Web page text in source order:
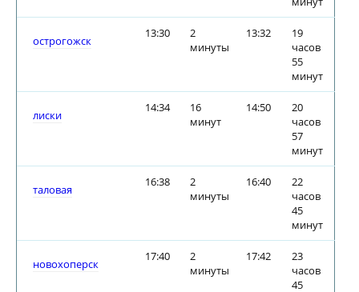
острогожск
13:30
2
минуты
13:32
19
часов
55
минут
лиски
14:34
16
минут
14:50
20
часов
57
минут
таловая
16:38
2
минуты
16:40
22
часов
45
минут
новохоперск
17:40
2
минуты
17:42
23
часов
45